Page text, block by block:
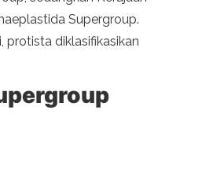
Supergroup.
protista diklasifikasikan